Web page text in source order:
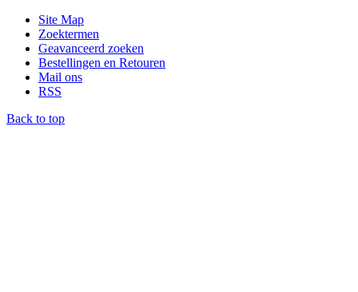
Site Map
Zoektermen
Geavanceerd zoeken
Bestellingen en Retouren
Mail ons
RSS
Back to top